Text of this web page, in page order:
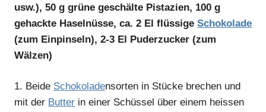
usw.), 50 g grüne geschälte Pistazien, 100 g
gehackte Haselnüsse, ca. 2 El flüssige Schokolade
(zum Einpinseln), 2-3 El Puderzucker (zum
Wälzen)
1. Beide Schokoladensorten in Stücke brechen und
mit der Butter in einer Schüssel über einem heissen